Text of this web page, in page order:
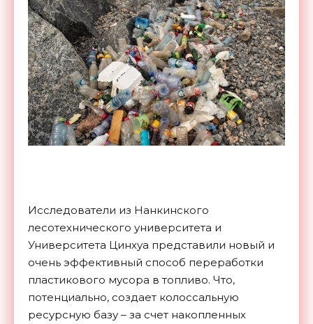
Исследователи из Нанкинского
лесотехнического университета и
Университета Цинхуа представили новый и
очень эффективный способ переработки
пластикового мусора в топливо. Что,
потенциально, создает колоссальную
ресурсную базу – за счет накопленных